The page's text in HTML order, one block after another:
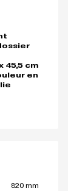
45,5 cm
en
820 mm